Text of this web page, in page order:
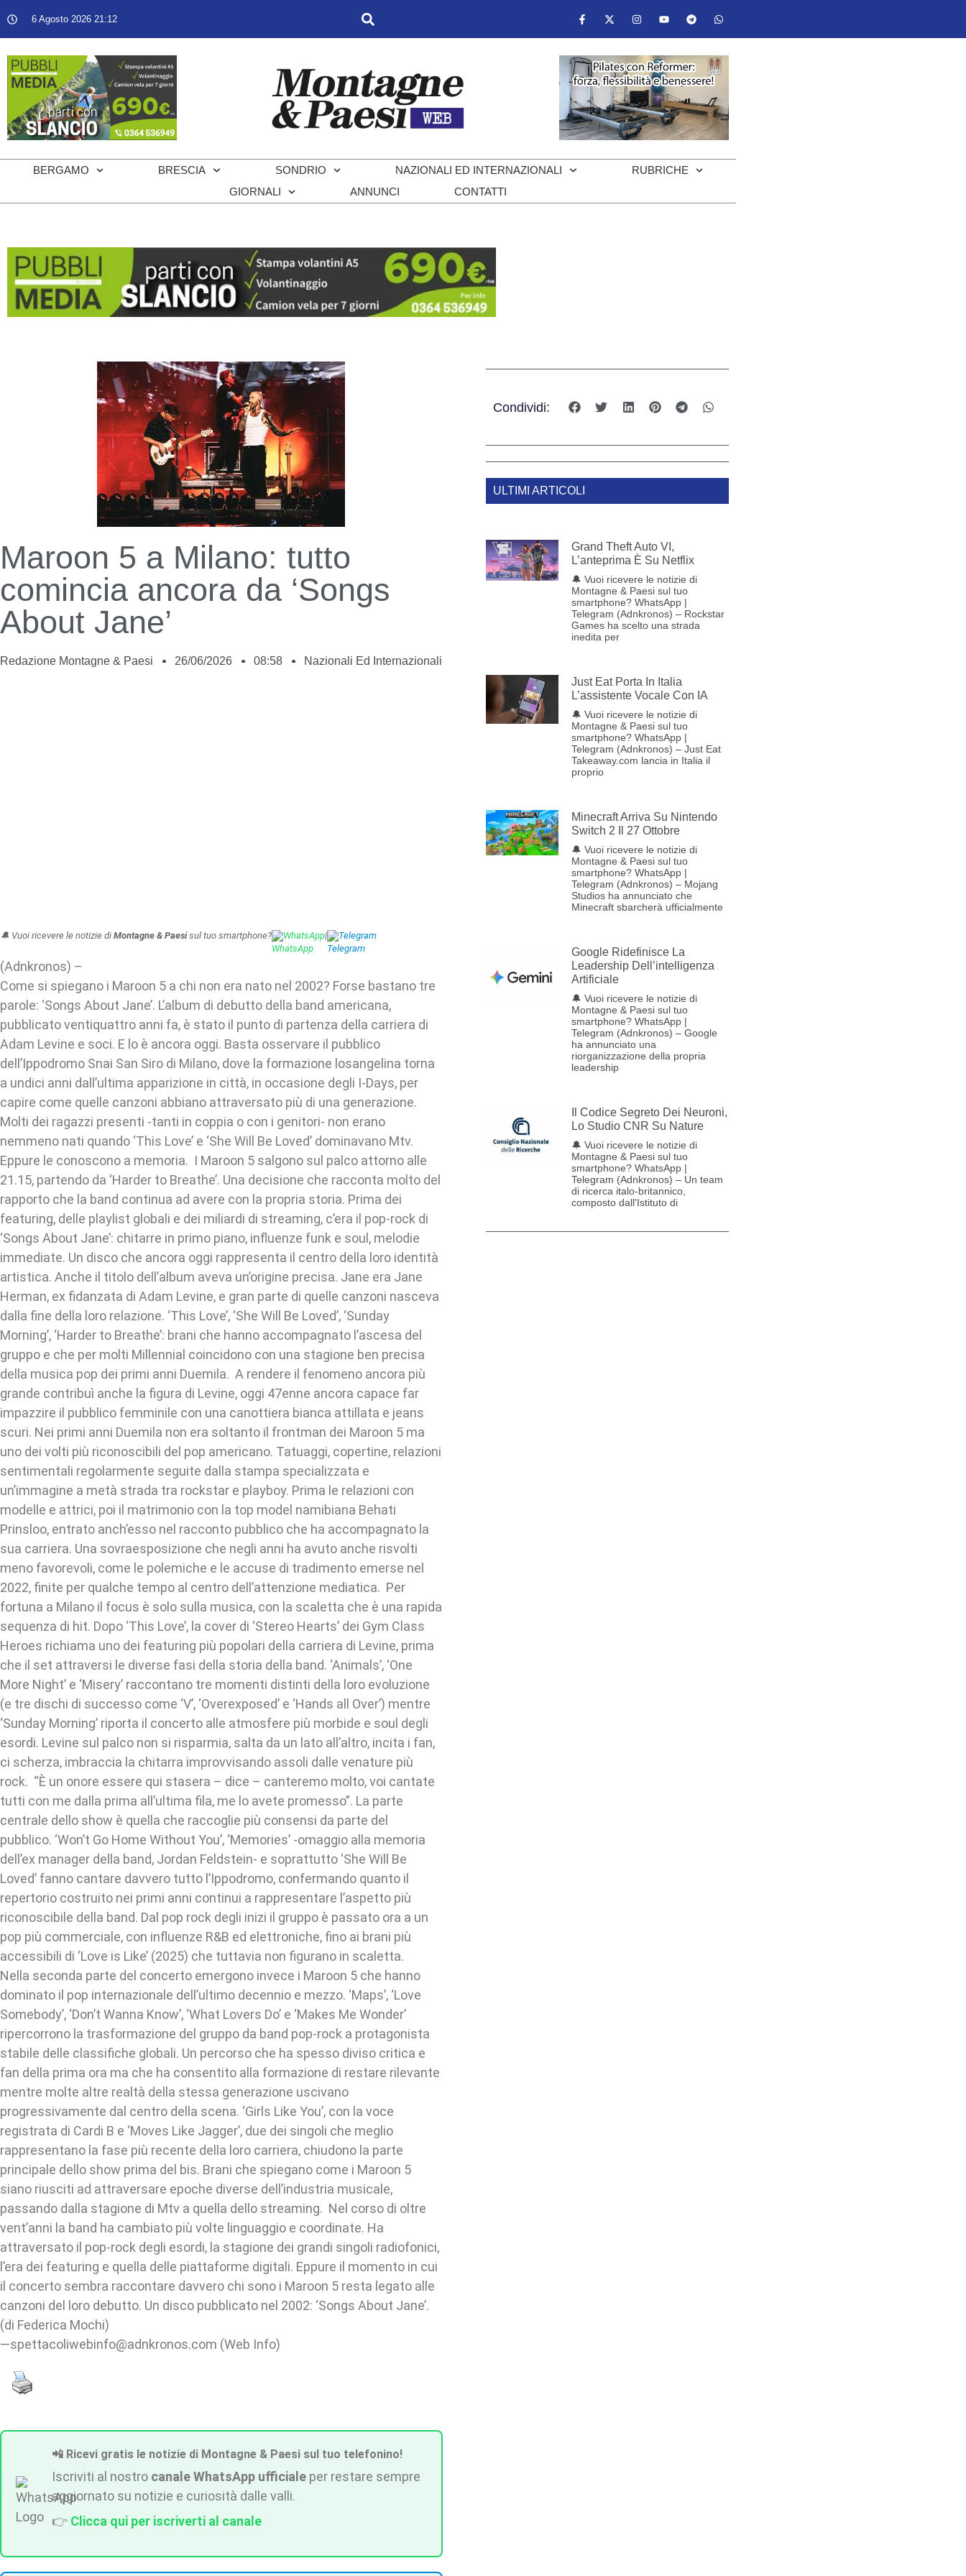
6 Agosto 2026 21:12
BERGAMO BRESCIA SONDRIO NAZIONALI ED INTERNAZIONALI
RUBRICHE
GIORNALI
ANNUNCI CONTATTI
Maroon 5 a Milano: tutto
comincia ancora da ‘Songs
About Jane’
Redazione Montagne & Paesi 26/06/2026 08:58 Nazionali Ed Internazionali
🔔 Vuoi ricevere le notizie di Montagne & Paesisul tuo smartphone? WhatsApp| Telegram
(Adnkronos) –
Come si spiegano i Maroon 5 a chi non era nato nel 2002? Forse bastano tre
parole: ‘Songs About Jane’. L’album di debutto della band americana,
pubblicato ventiquattro anni fa, è stato il punto di partenza della carriera di
Adam Levine e soci. E lo è ancora oggi. Basta osservare il pubblico
dell’Ippodromo Snai San Siro di Milano, dove la formazione losangelina torna
a undici anni dall’ultima apparizione in città, in occasione degli I-Days, per
capire come quelle canzoni abbiano attraversato più di una generazione.
Molti dei ragazzi presenti -tanti in coppia o con i genitori- non erano
nemmeno nati quando ‘This Love’ e ‘She Will Be Loved’ dominavano Mtv.
Eppure le conoscono a memoria. I Maroon 5 salgono sul palco attorno alle
21.15, partendo da ‘Harder to Breathe’. Una decisione che racconta molto del
rapporto che la band continua ad avere con la propria storia. Prima dei
featuring, delle playlist globali e dei miliardi di streaming, c’era il pop-rock di
‘Songs About Jane’: chitarre in primo piano, influenze funk e soul, melodie
immediate. Un disco che ancora oggi rappresenta il centro della loro identità
artistica. Anche il titolo dell’album aveva un’origine precisa. Jane era Jane
Herman, ex fidanzata di Adam Levine, e gran parte di quelle canzoni nasceva
dalla fine della loro relazione. ‘This Love’, ‘She Will Be Loved’, ‘Sunday
Morning’, ‘Harder to Breathe’: brani che hanno accompagnato l’ascesa del
gruppo e che per molti Millennial coincidono con una stagione ben precisa
della musica pop dei primi anni Duemila. A rendere il fenomeno ancora più
grande contribuì anche la figura di Levine, oggi 47enne ancora capace far
impazzire il pubblico femminile con una canottiera bianca attillata e jeans
scuri. Nei primi anni Duemila non era soltanto il frontman dei Maroon 5 ma
uno dei volti più riconoscibili del pop americano. Tatuaggi, copertine, relazioni
sentimentali regolarmente seguite dalla stampa specializzata e
un’immagine a metà strada tra rockstar e playboy. Prima le relazioni con
modelle e attrici, poi il matrimonio con la top model namibiana Behati
Prinsloo, entrato anch’esso nel racconto pubblico che ha accompagnato la
sua carriera. Una sovraesposizione che negli anni ha avuto anche risvolti
meno favorevoli, come le polemiche e le accuse di tradimento emerse nel
2022, finite per qualche tempo al centro dell’attenzione mediatica. Per
fortuna a Milano il focus è solo sulla musica, con la scaletta che è una rapida
sequenza di hit. Dopo ‘This Love’, la cover di ‘Stereo Hearts’ dei Gym Class
Heroes richiama uno dei featuring più popolari della carriera di Levine, prima
che il set attraversi le diverse fasi della storia della band. ‘Animals’, ‘One
More Night’ e ‘Misery’ raccontano tre momenti distinti della loro evoluzione
(e tre dischi di successo come ‘V’, ‘Overexposed’ e ‘Hands all Over’) mentre
‘Sunday Morning’ riporta il concerto alle atmosfere più morbide e soul degli
esordi. Levine sul palco non si risparmia, salta da un lato all’altro, incita i fan,
ci scherza, imbraccia la chitarra improvvisando assoli dalle venature più
rock. “È un onore essere qui stasera – dice – canteremo molto, voi cantate
tutti con me dalla prima all’ultima fila, me lo avete promesso”. La parte
centrale dello show è quella che raccoglie più consensi da parte del
pubblico. ‘Won’t Go Home Without You’, ‘Memories’ -omaggio alla memoria
dell’ex manager della band, Jordan Feldstein- e soprattutto ‘She Will Be
Loved’ fanno cantare davvero tutto l’Ippodromo, confermando quanto il
repertorio costruito nei primi anni continui a rappresentare l’aspetto più
riconoscibile della band. Dal pop rock degli inizi il gruppo è passato ora a un
pop più commerciale, con influenze R&B ed elettroniche, fino ai brani più
accessibili di ‘Love is Like’ (2025) che tuttavia non figurano in scaletta.
Nella seconda parte del concerto emergono invece i Maroon 5 che hanno
dominato il pop internazionale dell’ultimo decennio e mezzo. ‘Maps’, ‘Love
Somebody’, ‘Don’t Wanna Know’, ‘What Lovers Do’ e ‘Makes Me Wonder’
ripercorrono la trasformazione del gruppo da band pop-rock a protagonista
stabile delle classifiche globali. Un percorso che ha spesso diviso critica e
fan della prima ora ma che ha consentito alla formazione di restare rilevante
mentre molte altre realtà della stessa generazione uscivano
progressivamente dal centro della scena. ‘Girls Like You’, con la voce
registrata di Cardi B e ‘Moves Like Jagger’, due dei singoli che meglio
rappresentano la fase più recente della loro carriera, chiudono la parte
principale dello show prima del bis. Brani che spiegano come i Maroon 5
siano riusciti ad attraversare epoche diverse dell’industria musicale,
passando dalla stagione di Mtv a quella dello streaming. Nel corso di oltre
vent’anni la band ha cambiato più volte linguaggio e coordinate. Ha
attraversato il pop-rock degli esordi, la stagione dei grandi singoli radiofonici,
l’era dei featuring e quella delle piattaforme digitali. Eppure il momento in cui
il concerto sembra raccontare davvero chi sono i Maroon 5 resta legato alle
canzoni del loro debutto. Un disco pubblicato nel 2002: ‘Songs About Jane’.
(di Federica Mochi)
—spettacoliwebinfo@adnkronos.com (Web Info)
📲 Ricevi gratis le notizie di Montagne & Paesi sul tuo telefonino!
Iscriviti al nostro canale WhatsApp ufficiale per restare sempre
aggiornato su notizie e curiosità dalle valli.
👉 Clicca qui per iscriverti al canale
Condividi:
ULTIMI ARTICOLI
Grand Theft Auto VI,
L’anteprima È Su Netflix
🔔 Vuoi ricevere le notizie di
Montagne & Paesi sul tuo
smartphone? WhatsApp |
Telegram (Adnkronos) – Rockstar
Games ha scelto una strada
inedita per
Just Eat Porta In Italia
L’assistente Vocale Con IA
🔔 Vuoi ricevere le notizie di
Montagne & Paesi sul tuo
smartphone? WhatsApp |
Telegram (Adnkronos) – Just Eat
Takeaway.com lancia in Italia il
proprio
Minecraft Arriva Su Nintendo
Switch 2 Il 27 Ottobre
🔔 Vuoi ricevere le notizie di
Montagne & Paesi sul tuo
smartphone? WhatsApp |
Telegram (Adnkronos) – Mojang
Studios ha annunciato che
Minecraft sbarcherà ufficialmente
Google Ridefinisce La
Leadership Dell’intelligenza
Artificiale
🔔 Vuoi ricevere le notizie di
Montagne & Paesi sul tuo
smartphone? WhatsApp |
Telegram (Adnkronos) – Google
ha annunciato una
riorganizzazione della propria
leadership
Il Codice Segreto Dei Neuroni,
Lo Studio CNR Su Nature
🔔 Vuoi ricevere le notizie di
Montagne & Paesi sul tuo
smartphone? WhatsApp |
Telegram (Adnkronos) – Un team
di ricerca italo-britannico,
composto dall'Istituto di